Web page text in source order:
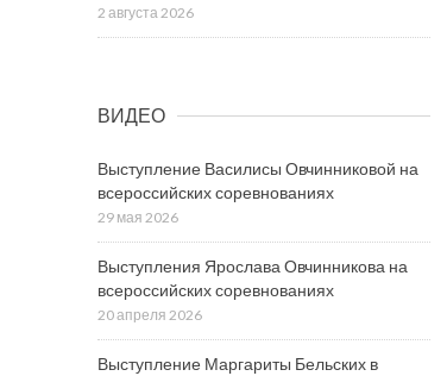
2 августа 2026
ВИДЕО
Выступление Василисы Овчинниковой на
всероссийских соревнованиях
29 мая 2026
Выступления Ярослава Овчинникова на
всероссийских соревнованиях
20 апреля 2026
Выступление Маргариты Бельских в